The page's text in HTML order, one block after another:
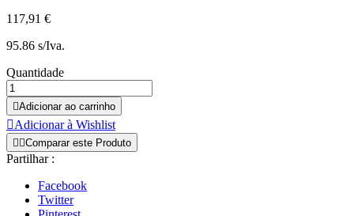
117,91 €
95.86 s/Iva.
Quantidade
Adicionar ao carrinho
Adicionar à Wishlist
 Comparar este Produto
Partilhar :
Facebook
Twitter